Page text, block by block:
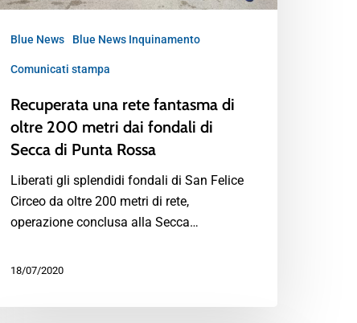
Blue News Blue News Inquinamento
Comunicati stampa
Recuperata una rete fantasma di
oltre 200 metri dai fondali di
Secca di Punta Rossa
Liberati gli splendidi fondali di San Felice
Circeo da oltre 200 metri di rete,
operazione conclusa alla Secca…
18/07/2020